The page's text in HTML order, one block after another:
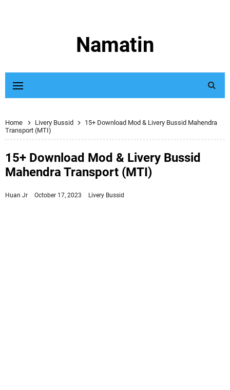
Namatin
Home Livery Bussid
15+ Download Mod & Livery Bussid Mahendra
Transport (MTI)
15+ Download Mod & Livery Bussid
Mahendra Transport (MTI)
Huan Jr October 17, 2023 Livery Bussid